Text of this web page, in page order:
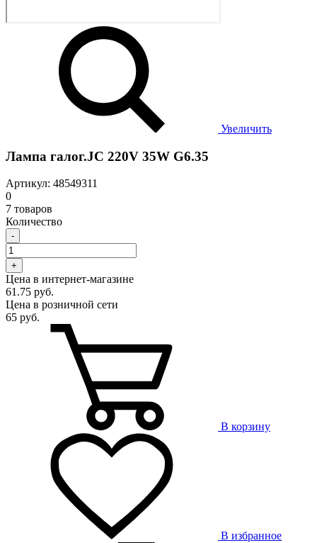
Увеличить
Лампа галог.JC 220V 35W G6.35
Артикул: 48549311
0
7 товаров
Количество
-
+
Цена в интернет-магазине
61.75 руб.
Цена в розничной сети
65 руб.
В корзину
В избранное